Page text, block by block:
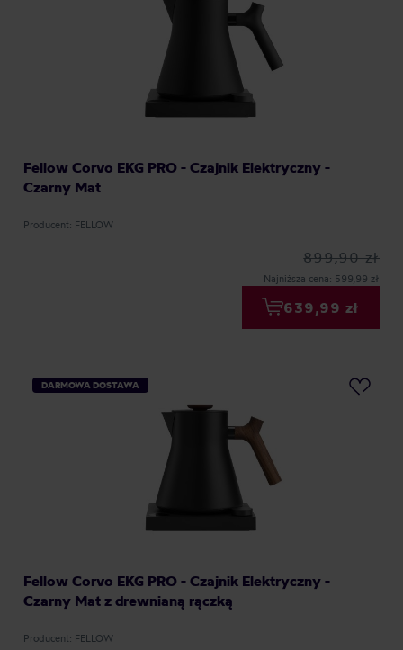
Fellow Corvo EKG PRO - Czajnik Elektryczny -
Czarny Mat
Producent: FELLOW
899,90 zł
Najniższa cena: 599,99 zł
639,99 zł
DARMOWA DOSTAWA
Fellow Corvo EKG PRO - Czajnik Elektryczny -
Czarny Mat z drewnianą rączką
Producent: FELLOW